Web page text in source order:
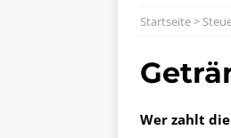
Startseite>
Wer zahlt